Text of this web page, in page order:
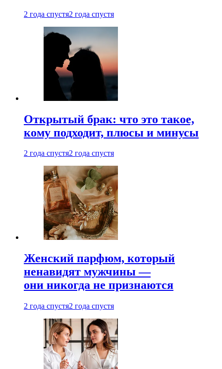
2 года спустя2 года спустя
Открытый брак: что это такое,
кому подходит, плюсы и минусы
2 года спустя2 года спустя
Женский парфюм, который
ненавидят мужчины —
они никогда не признаются
2 года спустя2 года спустя